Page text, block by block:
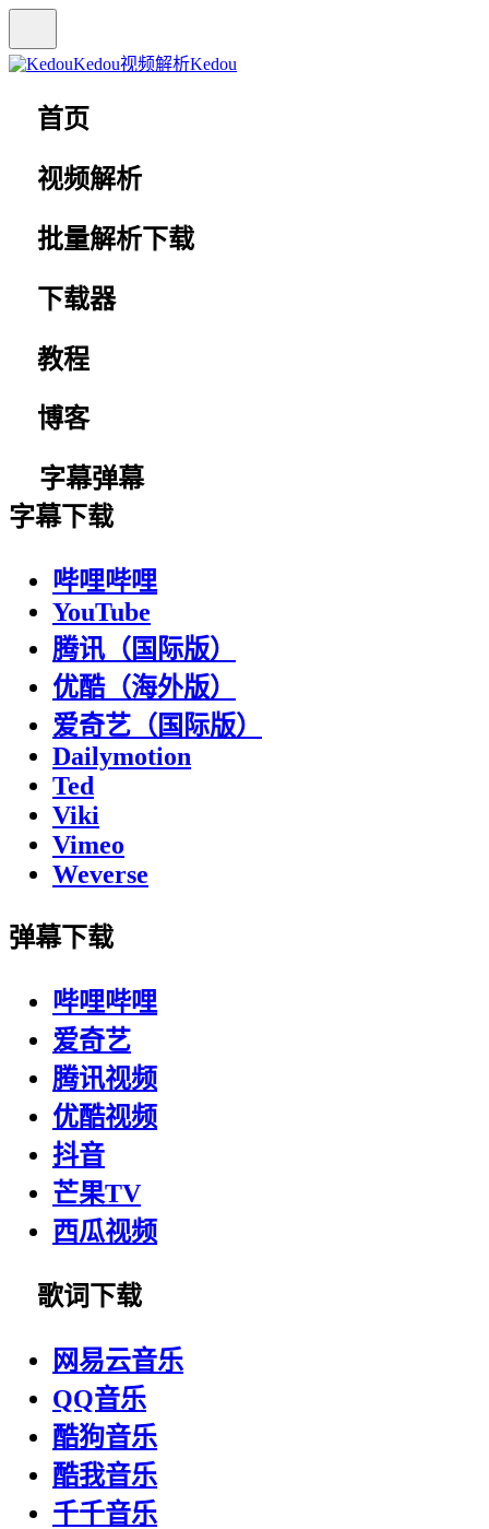
Kedou视频解析Kedou
首页
视频解析
批量解析下载
下载器
教程
博客
字幕弹幕
字幕下载
哔哩哔哩
YouTube
腾讯（国际版）
优酷（海外版）
爱奇艺（国际版）
Dailymotion
Ted
Viki
Vimeo
Weverse
弹幕下载
哔哩哔哩
爱奇艺
腾讯视频
优酷视频
抖音
芒果TV
西瓜视频
歌词下载
网易云音乐
QQ音乐
酷狗音乐
酷我音乐
千千音乐